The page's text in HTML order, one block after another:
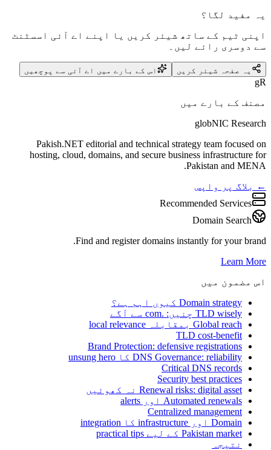
یہ مفید لگا؟
اپنی ٹیم کے ساتھ شیئر کریں یا اپنے اے آئی اسسٹنٹ
سے دوسری رائے لیں۔
یہ صفحہ شیئر کریں اس کے بارے میں اے آئی سے پوچھیں
gR
مصنف کے بارے میں
globNIC Research
Pakish.NET editorial and technical strategy team focused on
hosting, cloud, domains, and secure business infrastructure for
Pakistan and MENA.
← بلاگ پر واپس
Recommended Services
Domain Search
Find and register domains instantly for your brand.
Learn More
اس مضمون میں
Domain strategy کیوں اہم ہے؟
TLD wisely چنیں: .com سے آگے
Global reach بمقابلہ local relevance
TLD cost-benefit
Brand Protection: defensive registrations
DNS Governance: reliability کا unsung hero
Critical DNS records
Security best practices
Renewal risks: digital asset نہ کھوئیں
Automated renewals اور alerts
Centralized management
Domain اور infrastructure کا integration
Pakistan market کے لیے practical tips
نتیجہ